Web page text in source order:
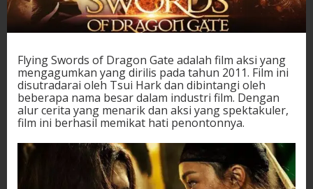
Flying Swords of Dragon Gate adalah film aksi yang
mengagumkan yang dirilis pada tahun 2011. Film ini
disutradarai oleh Tsui Hark dan dibintangi oleh
beberapa nama besar dalam industri film. Dengan
alur cerita yang menarik dan aksi yang spektakuler,
film ini berhasil memikat hati penontonnya.